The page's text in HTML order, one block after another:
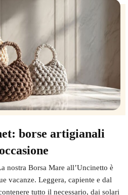
borse artigianali
nostra Borsa Mare all’Uncinetto è
vacanze. Leggera, capiente e dal
tutto il necessario, dai solari